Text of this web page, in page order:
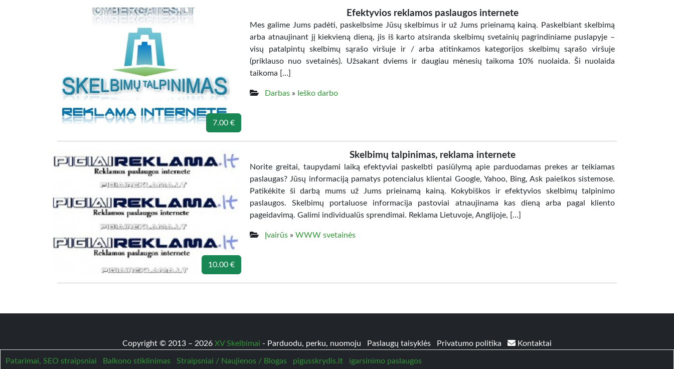
7.00 €
Efektyvios reklamos paslaugos internete
Mes galime Jums padėti, paskelbsime Jūsų skelbimus ir už Jums prieinamą kainą. Paskelbiant skelbimą
arba atnaujinant jį kiekvieną dieną, jis iš karto atsiranda skelbimų svetainių pagrindiniame puslapyje –
visų patalpintų skelbimų sąrašo viršuje ir / arba atitinkamos kategorijos skelbimų sąrašo viršuje
(priklauso nuo svetainės). Užsakant dviems ir daugiau mėnesių taikoma 10% nuolaida. Ši nuolaida
taikoma […]
Darbas » Ieško darbo
10.00 €
Skelbimų talpinimas, reklama internete
Norite greitai, taupydami laiką efektyviai paskelbti pasiūlymą apie parduodamas prekes ar teikiamas
paslaugas? Jūsų informaciją pamatys potencialus klientai Google, Yahoo, Bing, Ask paieškos sistemose.
Patikėkite ši darbą mums už Jums prieinamą kainą. Kokybiškos ir efektyvios skelbimų talpinimo
paslaugos. Skelbimų portaluose informacija pastoviai atnaujinama kas dieną arba pagal kliento
pageidavimą. Galimi individualūs sprendimai. Reklama Lietuvoje, Anglijoje, […]
Įvairūs » WWW svetainės
Copyright © 2013 – 2026 XV Skelbimai - Parduodu, perku, nuomoju Paslaugų taisyklės Privatumo politika Kontaktai
Patarimai, SEO straipsniai Balkono stiklinimas Straipsniai / Naujienos / Blogas pigusskrydis.lt igarsinimo paslaugos